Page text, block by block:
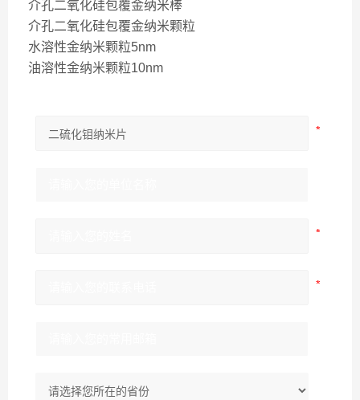
介孔二氧化硅包覆金纳米棒
介孔二氧化硅包覆金纳米颗粒
水溶性金纳米颗粒5nm
油溶性金纳米颗粒10nm